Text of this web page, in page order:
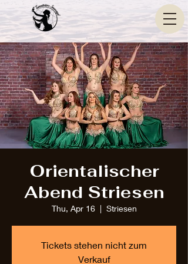
Orientalischer
Abend Striesen
Thu, Apr 16
  |
Striesen
Tickets stehen nicht zum
Verkauf